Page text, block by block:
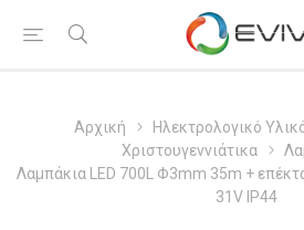
Αρχική Ηλεκτρολογικό
Χριστουγεννιάτικα
Λαμπάκια LED 700L Φ3mm 35m +
31V IP44